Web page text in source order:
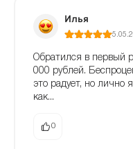
Илья
Обратился в первый
000 рублей.
это радует, но лично
как...
0